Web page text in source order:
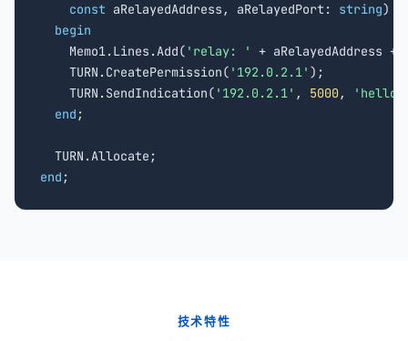
const aRelayedAddress, aRelayedPort: string)
begin
    Memo1.Lines.Add(
'relay: ' + aRelayedAddress +
    TURN.CreatePermission(
'192.0.2.1' );
    TURN.SendIndication(
'192.0.2.1' , 5000 ,
'hello
end ;
end ;
技术特性